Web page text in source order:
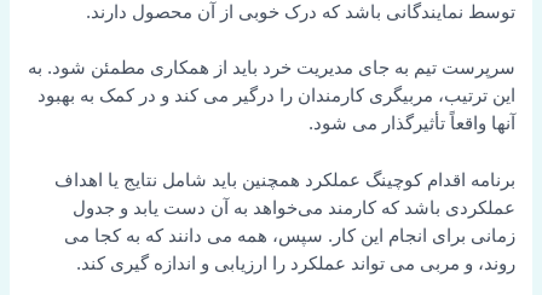
توسط نمایندگانی باشد که درک خوبی از آن محصول دارند.
سرپرست تیم به جای مدیریت خرد باید از همکاری مطمئن شود. به
این ترتیب، مربیگری کارمندان را درگیر می کند و در کمک به بهبود
آنها واقعاً تأثیرگذار می شود.
برنامه اقدام کوچینگ عملکرد همچنین باید شامل نتایج یا اهداف
عملکردی باشد که کارمند می‌خواهد به آن دست یابد و جدول
زمانی برای انجام این کار. سپس، همه می دانند که به کجا می
روند، و مربی می تواند عملکرد را ارزیابی و اندازه گیری کند.